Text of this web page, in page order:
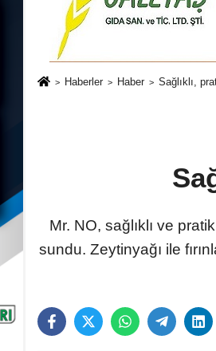
Haberler Haber Sağlıklı,
Mr. NO, sağlıklı ve
sundu. Zeytinyağı ile